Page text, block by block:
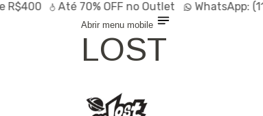
Até70% OFFno Outlet WhatsApp:(11)
Abrir menu mobile
LOST